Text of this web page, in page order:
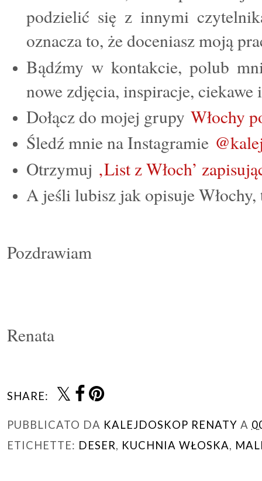
podzielić się z innymi
oznacza to, że doceniasz moją
Bądźmy w kontakcie, polub
nowe zdjęcia, inspiracje,
Dołącz do mojej grupy Włochy
Śledź mnie na Instagramie
Otrzymuj ‚List z Włoch’
A jeśli lubisz jak opisuje
Pozdrawiam
Renata
SHARE:
PUBBLICATO DA KALEJDOSKOP RENATY A
ETICHETTE: DESER, KUCHNIA WŁOSKA,